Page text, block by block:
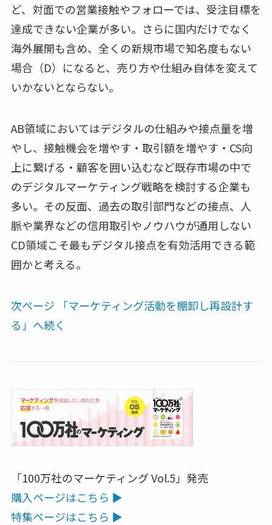
ど、対面での営業接触やフォローでは、受注目標を
達成できない企業が多い。さらに国内だけでなく
海外展開も含め、全くの新規市場で知名度もない
場合（D）になると、売り方や仕組み自体を変えて
いかないとならない。
AB領域においてはデジタルの仕組みや接点量を増
やし、接触機会を増やす・取引額を増やす・CS向
上に繋げる・顧客を囲い込むなど既存市場の中で
のデジタルマーケティング戦略を検討する企業も
多い。その反面、過去の取引部門などの接点、人
脈や業界などの信用取引やノウハウが通用しない
CD領域こそ最もデジタル接点を有効活用できる範
囲かと考える。
次ページ 「マーケティング活動を棚卸し再設計す
る」へ続く
「100万社のマーケティング Vol.5」発売
購入ページはこちら ▶
特集ページはこちら ▶